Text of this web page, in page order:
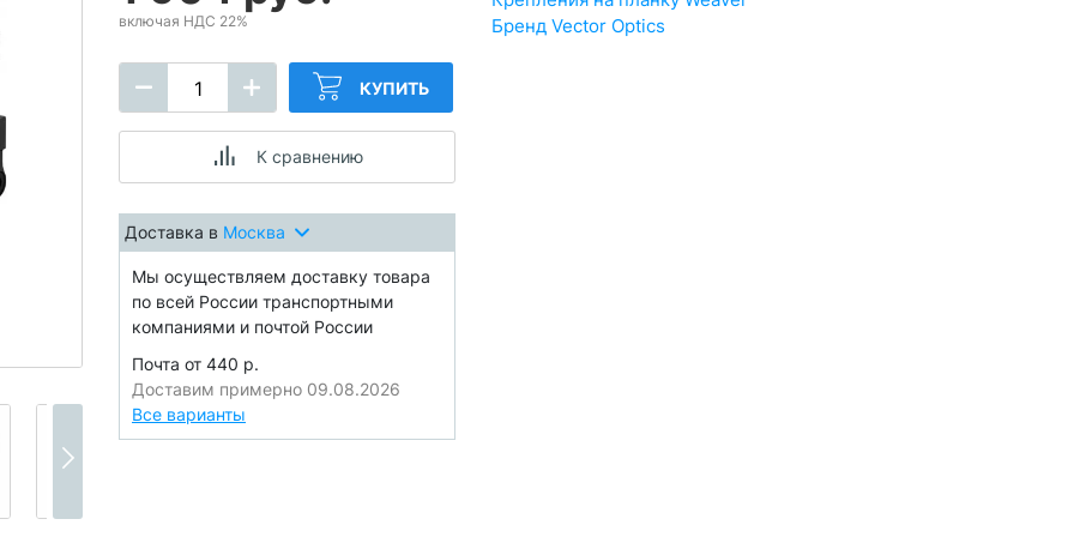
включая НДС 22%
КУПИТЬ
К сравнению
Доставка в Москва
Мы осуществляем доставку товара
по всей России транспортными
компаниями и почтой России
Почта от 440 р.
Доставим примерно 09.08.2026
Все варианты
Бренд Vector Optics